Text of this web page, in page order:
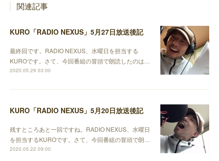
関連記事
KURO「RADIO NEXUS」5月27日放送後記
最終回です。RADIO NEXUS、水曜日を担当する
KUROです。さて、今回番組の冒頭で朗読したのは…
2020.05.29 03:00
KURO「RADIO NEXUS」5月20日放送後記
残すところあと一回ですね。RADIO NEXUS、水曜日
を担当するKUROです。さて、今回番組の冒頭で朗…
2020.05.22 09:00